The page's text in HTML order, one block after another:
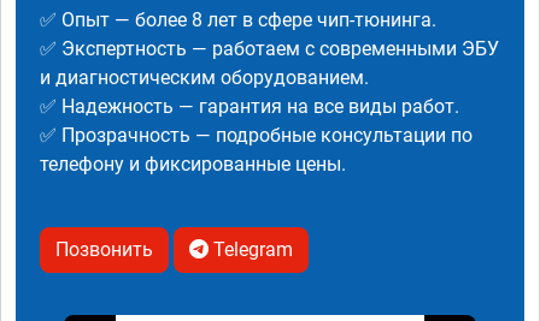
✅ Опыт — более 8 лет в сфере чип-тюнинга.
✅ Экспертность — работаем с современными ЭБУ
и диагностическим оборудованием.
✅ Надежность — гарантия на все виды работ.
✅ Прозрачность — подробные консультации по
телефону и фиксированные цены.
Позвонить Telegram